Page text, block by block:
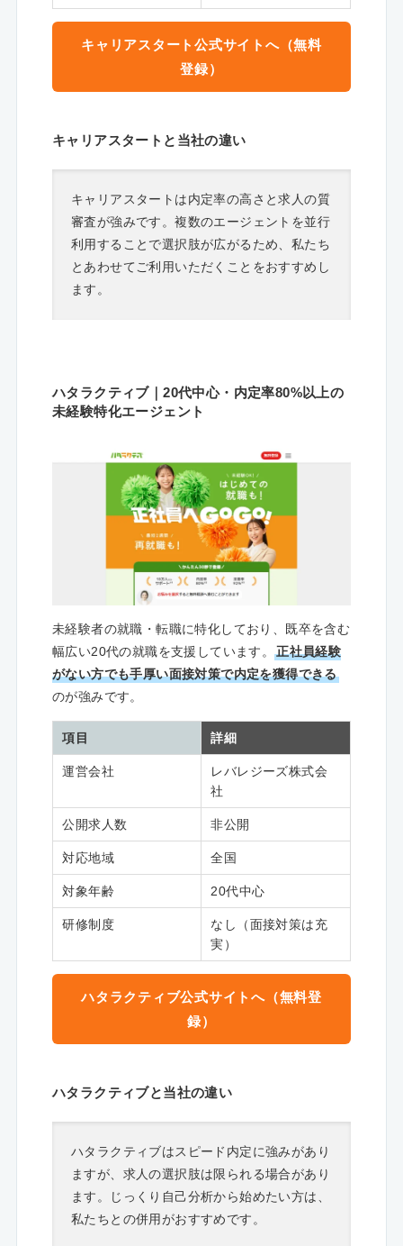
キャリアスタート公式サイトへ（無料
登録）
キャリアスタートと当社の違い
キャリアスタートは内定率の高さと求人の質
審査が強みです。複数のエージェントを並行
利用することで選択肢が広がるため、私たち
とあわせてご利用いただくことをおすすめし
ます。
ハタラクティブ｜20代中心・内定率80%以上の
未経験特化エージェント
未経験者の就職・転職に特化しており、既卒を含む
幅広い20代の就職を支援しています。正社員経験
がない方でも手厚い面接対策で内定を獲得できる
のが強みです。
項目 詳細
運営会社
レバレジーズ株式会
社
公開求人数 非公開
対応地域 全国
対象年齢 20代中心
研修制度
なし（面接対策は充
実）
ハタラクティブ公式サイトへ（無料登
録）
ハタラクティブと当社の違い
ハタラクティブはスピード内定に強みがあり
ますが、求人の選択肢は限られる場合があり
ます。じっくり自己分析から始めたい方は、
私たちとの併用がおすすめです。